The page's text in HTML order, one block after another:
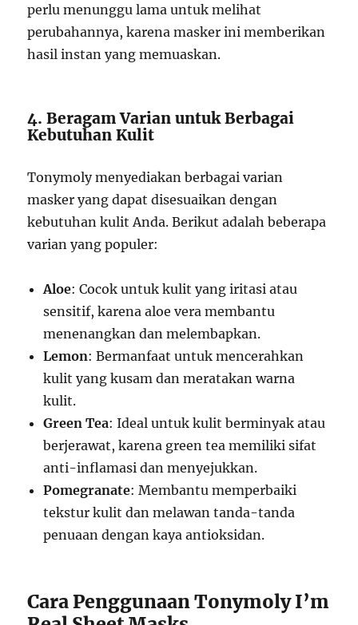
perlu menunggu lama untuk melihat
perubahannya, karena masker ini memberikan
hasil instan yang memuaskan.
4. Beragam Varian untuk Berbagai
Kebutuhan Kulit
Tonymoly menyediakan berbagai varian
masker yang dapat disesuaikan dengan
kebutuhan kulit Anda. Berikut adalah beberapa
varian yang populer:
Aloe: Cocok untuk kulit yang iritasi atau
sensitif, karena aloe vera membantu
menenangkan dan melembapkan.
Lemon: Bermanfaat untuk mencerahkan
kulit yang kusam dan meratakan warna
kulit.
Green Tea: Ideal untuk kulit berminyak atau
berjerawat, karena green tea memiliki sifat
anti-inflamasi dan menyejukkan.
Pomegranate: Membantu memperbaiki
tekstur kulit dan melawan tanda-tanda
penuaan dengan kaya antioksidan.
Cara Penggunaan Tonymoly I’m